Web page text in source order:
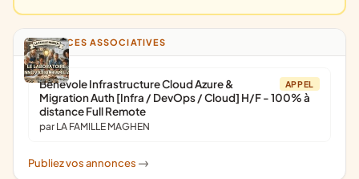
ANNONCES ASSOCIATIVES
APPEL
Bénévole Infrastructure Cloud Azure &
Migration Auth [Infra / DevOps / Cloud] H/F - 100% à
distance Full Remote
par LA FAMILLE MAGHEN
Publiez vos annonces ->